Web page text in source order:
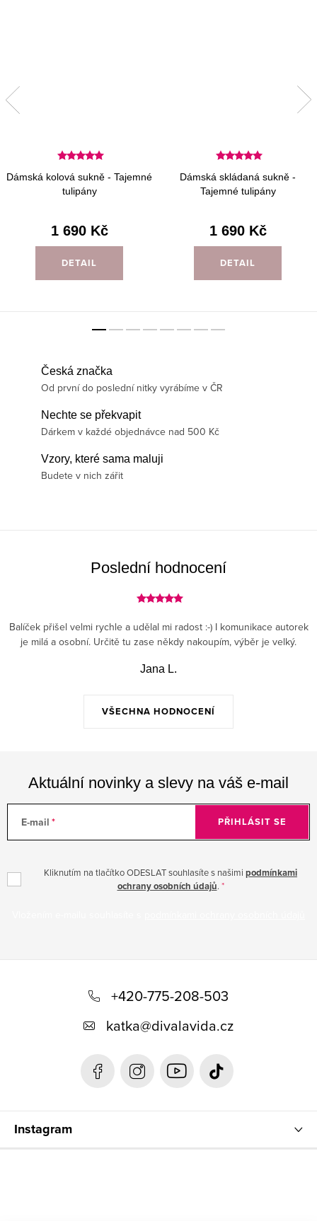
Dámská kolová sukně - Tajemné
tulipány
1 690 Kč
DETAIL
Dámská skládaná sukně -
Tajemné tulipány
1 690 Kč
DETAIL
Česká značka
Od první do poslední nitky vyrábíme v ČR
Nechte se překvapit
Dárkem v každé objednávce nad 500 Kč
Vzory, které sama maluji
Budete v nich zářit
Poslední hodnocení
VŠECHNA HODNOCENÍ
Balíček přišel velmi rychle a udělal mi radost :-) I komunikace autorek
je milá a osobní. Určitě tu zase někdy nakoupím, výběr je velký.
Jana L.
Aktuální novinky a slevy na váš e-mail
E-mail
Kliknutím na tlačítko ODESLAT souhlasíte s našimi podmínkami
ochrany osobních údajů.
PŘIHLÁSIT SE
+420-775-208-503
katka@divalavida.cz
Instagram